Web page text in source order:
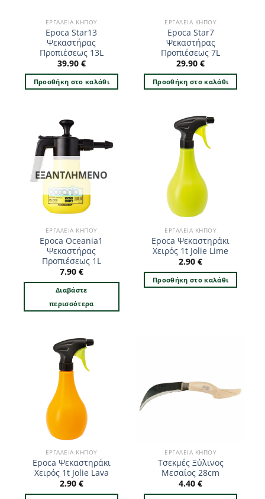
ΕΡΓΑΛΕΊΑ ΚΉΠΟΥ
Epoca Star13
Ψεκαστήρας
Προπιέσεως 13L
39.90 €
Προσθήκη στο καλάθι
ΕΡΓΑΛΕΊΑ ΚΉΠΟΥ
Epoca Star7
Ψεκαστήρας
Προπιέσεως 7L
29.90€
Προσθήκη στο καλάθι
ΕΞΑΝΤΛΗΜΈΝΟ
ΕΡΓΑΛΕΊΑ ΚΉΠΟΥ
Epoca Oceania1
Ψεκαστήρας
Προπιέσεως 1L
7.90 €
Διαβάστε
περισσότερα
ΕΡΓΑΛΕΊΑ ΚΉΠΟΥ
Epoca Ψεκαστηράκι
Χειρός 1t Jolie Lime
2.90€
Προσθήκη στο καλάθι
ΕΡΓΑΛΕΊΑ ΚΉΠΟΥ
Epoca Ψεκαστηράκι
Χειρός 1t Jolie Lava
2.90 €
ΕΡΓΑΛΕΊΑ ΚΉΠΟΥ
Τσεκμές Ξύλινος
Μεσαίος 28cm
4.40€